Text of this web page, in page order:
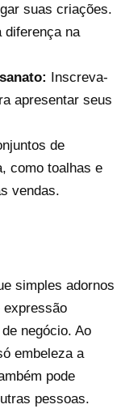
suas criações.
diferença na
Inscreva-
apresentar seus
de
como toalhas e
vendas.
simples adornos
expressão
negócio. Ao
embeleza a
pode
pessoas.